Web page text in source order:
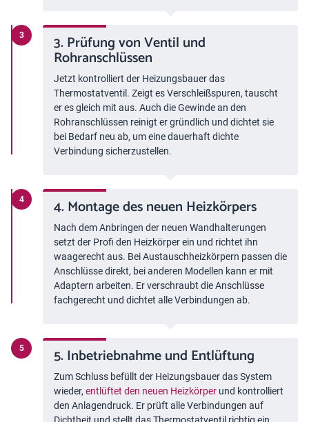
3. Prüfung von Ventil und
Rohranschlüssen
Jetzt kontrolliert der Heizungsbauer das
Thermostatventil. Zeigt es Verschleißspuren, tauscht
er es gleich mit aus. Auch die Gewinde an den
Rohranschlüssen reinigt er gründlich und dichtet sie
bei Bedarf neu ab, um eine dauerhaft dichte
Verbindung sicherzustellen.
4. Montage des neuen Heizkörpers
Nach dem Anbringen der neuen Wandhalterungen
setzt der Profi den Heizkörper ein und richtet ihn
waagerecht aus. Bei Austauschheizkörpern passen die
Anschlüsse direkt, bei anderen Modellen kann er mit
Adaptern arbeiten. Er verschraubt die Anschlüsse
fachgerecht und dichtet alle Verbindungen ab.
5. Inbetriebnahme und Entlüftung
Zum Schluss befüllt der Heizungsbauer das System
wieder, entlüftet den neuen Heizkörper und kontrolliert
den Anlagendruck. Er prüft alle Verbindungen auf
Dichtheit und stellt das Thermostatventil richtig ein.